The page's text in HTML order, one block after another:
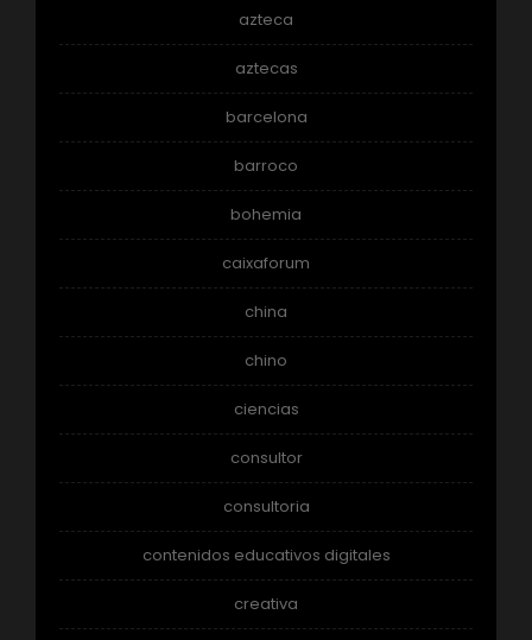
azteca
aztecas
barcelona
barroco
bohemia
caixaforum
china
chino
ciencias
consultor
consultoria
contenidos educativos digitales
creativa